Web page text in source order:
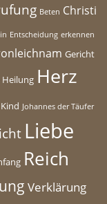
Beten Christi
Entscheidung erkennen
Gericht
Heilung Herz
Johannes der Täufer
Liebe
Reich
Verklärung